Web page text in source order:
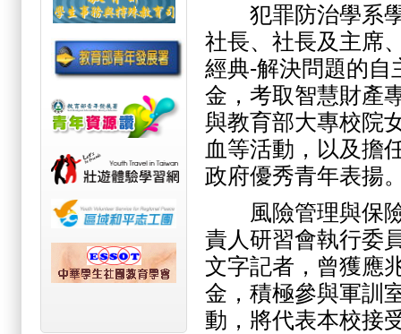
犯罪防治學系學
社長、社長及主席
經典-解決問題的自
金，考取智慧財產
與教育部大專校院
血等活動，以及擔
政府優秀青年表揚
風險管理與保險
責人研習會執行委
文字記者，曾獲應
金，積極參與軍訓
動，將代表本校接